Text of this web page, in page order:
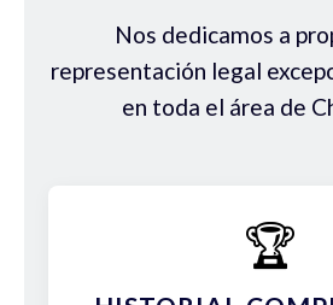
Nos dedicamos a
representación legal
en toda el área de
🏆